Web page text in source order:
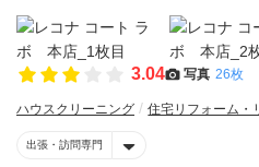
3.04 写真 26枚
ハウスクリーニング 住宅リフォーム・
出張・訪問専門